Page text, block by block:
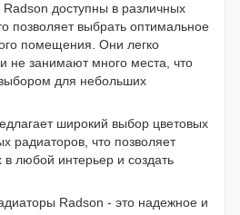
доступны в различных
позволяет выбрать оптимальное
помещения. Они легко
не занимают много места, что
для небольших
широкий выбор цветовых
радиаторов, что позволяет
в любой интерьер и создать
Radson - это надежное и